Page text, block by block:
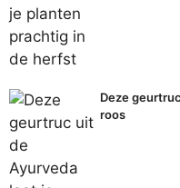
Deze
roos